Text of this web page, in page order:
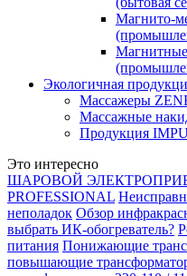
Магнито-
Экологичная
Массажеры
Массажные
Продукция
Это интересно
ШАРОВОЙ
PROFESSIONAL
неполадок Обзор
выбрать ИК-обогреватель?
питания Понижающие
повышающие